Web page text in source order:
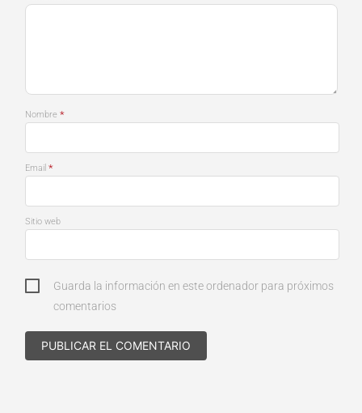
Nombre *
Email *
Sitio web
Guarda la información en este ordenador para próximos
comentarios